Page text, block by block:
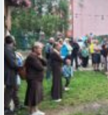
Valmieras dzimšanas diena